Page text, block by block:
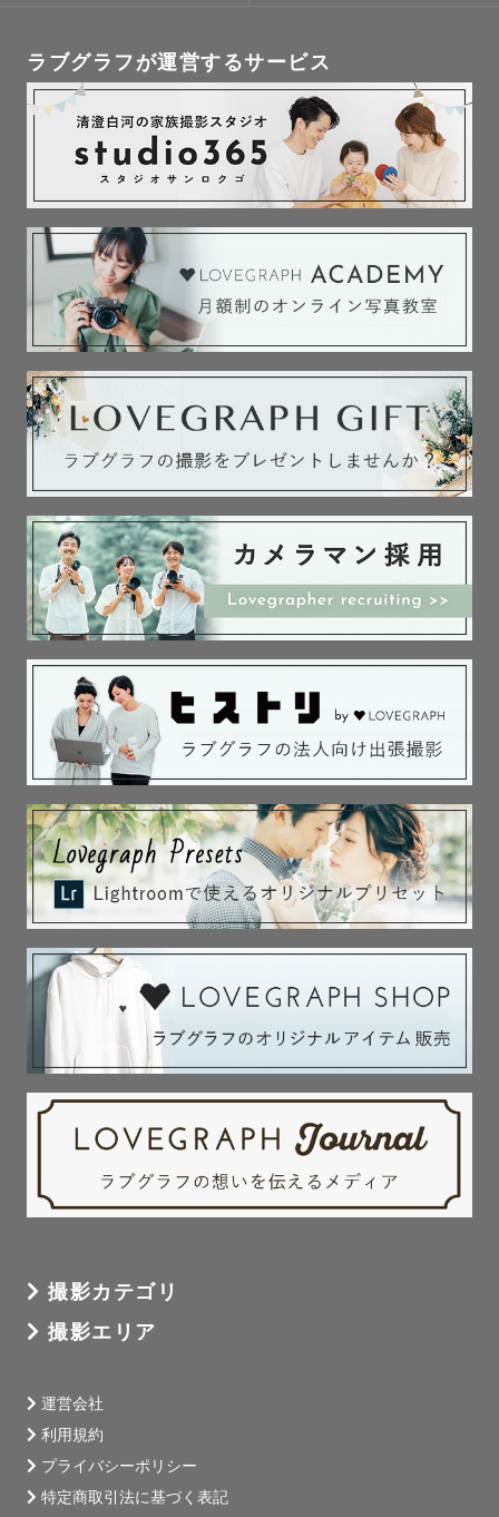
「写真を撮ってもらいたいけれど、どうすれば良いのか分
からない」
という方にもご安心していただけるよう、ご希望の方には
事前の打ち合わせを丁寧にさせていただきます。
※撮影前にオンライン（zoomやLINEテレビ電話など）で
顔合わせをすることも可能です。
不安を少なくして、笑顔の撮影日を迎えていただきたいと
思います🙆‍♀️
【わたしについて】
茨城県生まれ、宇都宮市在住の北関東民
自然と旅行と食べることが好き。
お子さまからご高齢の方まで楽しくコミュニケーションを
取ることが得意です！
たりしながら撮影をしています
【対応エリアについて】
な場合があります。
まずはご相談ください🌷
土日祝日が撮影可能日となりますが、スケジュールが△や
✕の日でも対応可能になる場合がございます！
SNSのDMまたはメールからお気軽にお声かけください。
ささいなことでもお気軽にメッセージでご相談ください🕊
＝＝＝＝＝＝＝＝＝＝＝＝
最後までお読みいただたきありがとうございます！
しております。
ラブグラフが運営するサービス
撮影カテゴリ
撮影エリア
運営会社
利用規約
プライバシーポリシー
特定商取引法に基づく表記